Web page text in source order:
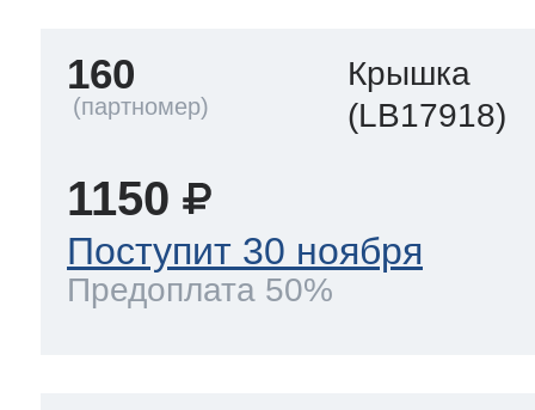
160
Крышка
(LB17918)
1150
Поступит 30 ноября
Предоплата 50%